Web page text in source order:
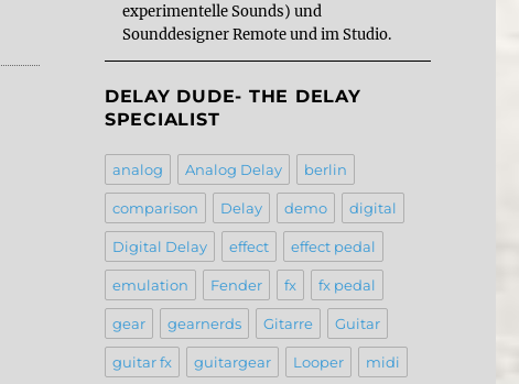
experimentelle Sounds) und
Sounddesigner Remote und im Studio.
DELAY DUDE- THE DELAY
SPECIALIST
analog Analog Delay berlin
comparison Delay demo digital
Digital Delay effect effect pedal
emulation Fender fx fx pedal
gear gearnerds Gitarre Guitar
guitar fx guitargear Looper midi